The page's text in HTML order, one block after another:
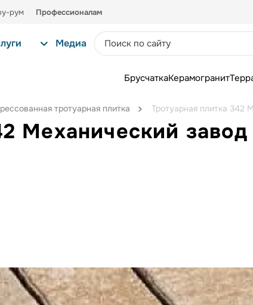
рум Профессионалам
Медиа
БрусчаткаКерамогранит
тротуарная плитка Тротуарная плитка 342
Механический